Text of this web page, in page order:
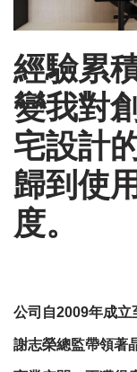
經驗累
變我對
宅設計
歸到使
度。
公司自2009年成立
謝志榮總監帶領著